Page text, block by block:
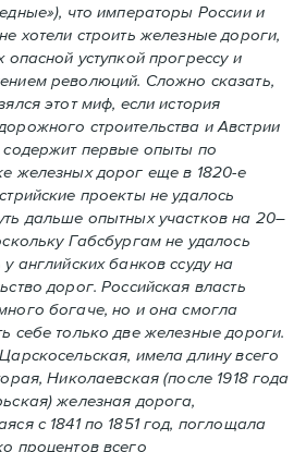
что императоры России и
хотели строить железные дороги,
опасной уступкой прогрессу и
революций. Сложно сказать,
этот миф, если история
строительства и Австрии
содержит первые опыты по
железных дорог еще в 1820-е
проекты не удалось
дальше опытных участков на 20–
Габсбургам не удалось
у английских банков ссуду на
дорог. Российская власть
богаче, но и она смогла
себе только две железные дороги.
имела длину всего
Николаевская (после 1918 года
железная дорога,
с 1841 по 1851 год, поглощала
процентов всего